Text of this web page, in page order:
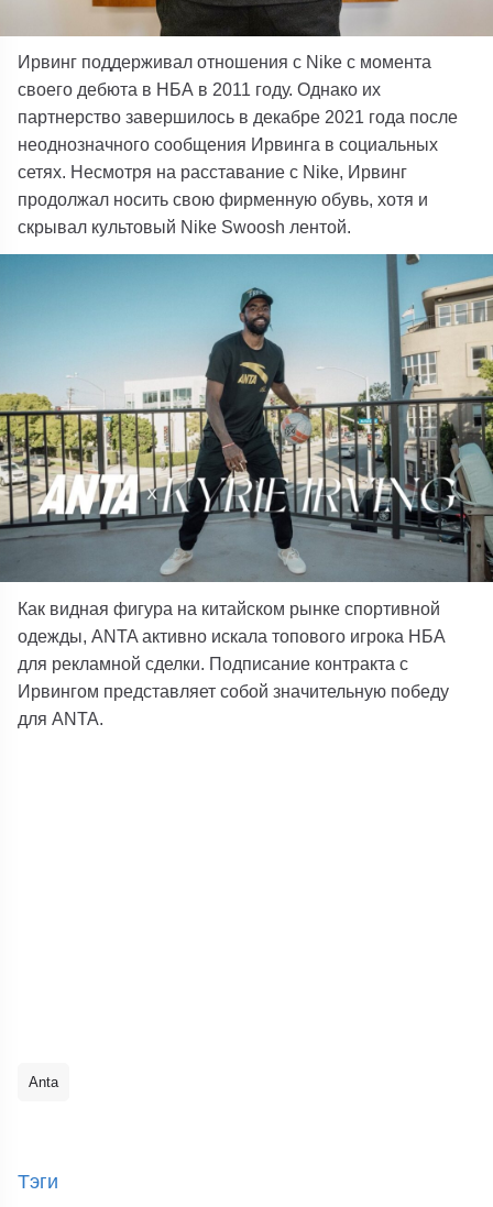
Ирвинг поддерживал отношения с Nike с момента
своего дебюта в НБА в 2011 году. Однако их
партнерство завершилось в декабре 2021 года после
неоднозначного сообщения Ирвинга в социальных
сетях. Несмотря на расставание с Nike, Ирвинг
продолжал носить свою фирменную обувь, хотя и
скрывал культовый Nike Swoosh лентой.
Как видная фигура на китайском рынке спортивной
одежды, ANTA активно искала топового игрока НБА
для рекламной сделки. Подписание контракта с
Ирвингом представляет собой значительную победу
для ANTA.
Anta
Тэги